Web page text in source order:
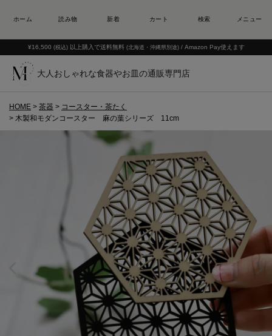
¥16,500 (税込) 以上購入で送料無料 (北海道・沖縄県別途) / Amazon Pay使えます
大人おしゃれな食器やお皿の通販専門店
HOME 茶器
コースター・茶たく
木製和モダンコースター 麻の葉シリーズ 11cm